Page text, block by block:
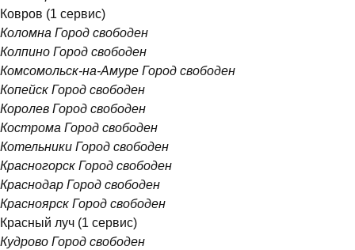
Ковров (1 сервис)
Коломна Город свободен
Колпино Город свободен
Комсомольск-на-Амуре Город свободен
Копейск Город свободен
Королев Город свободен
Кострома Город свободен
Котельники Город свободен
Красногорск Город свободен
Краснодар Город свободен
Красноярск Город свободен
Красный луч (1 сервис)
Кудрово Город свободен